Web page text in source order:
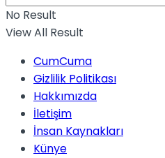
No Result
View All Result
CumCuma
Gizlilik Politikası
Hakkımızda
İletişim
İnsan Kaynakları
Künye